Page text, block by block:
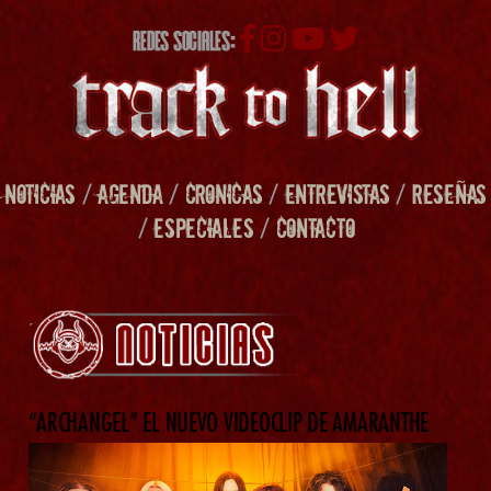
REDES SOCIALES:
NOTICIAS /AGENDA/ CRONICAS/ENTREVISTAS/RESEÑAS
/ESPECIALES/ CONTACTO
”ARCHANGEL” EL NUEVO VIDEOCLIP DE AMARANTHE